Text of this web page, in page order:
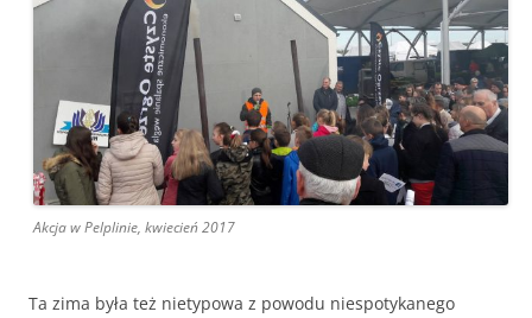
Akcja w Pelplinie, kwiecień 2017
Ta zima była też nietypowa z powodu niespotykanego